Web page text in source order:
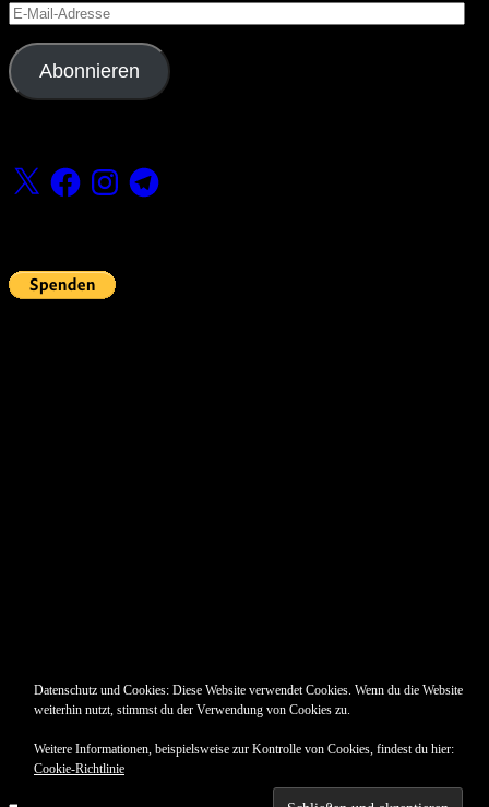
E-
Mail-
Adresse
Abonnieren
X FacebookInstagramTelegram
Datenschutz und Cookies: Diese Website verwendet Cookies. Wenn du die Website
weiterhin nutzt, stimmst du der Verwendung von Cookies zu.
Weitere Informationen, beispielsweise zur Kontrolle von Cookies, findest du hier:
Cookie-Richtlinie